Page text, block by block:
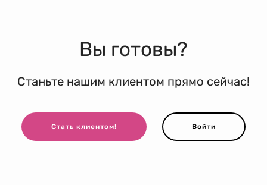
Вы готовы?
Станьте нашим клиентом прямо сейчас!
Стать клиентом! Войти